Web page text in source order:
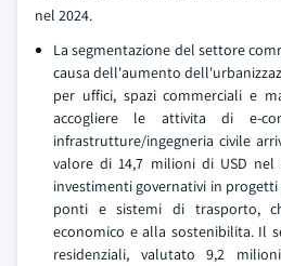
nel 2024.
La segmentazione del settore
causa dell'aumento
per uffici, spazi commerciali e
accogliere le attivita di e-
infrastrutture/ingegneria civile
valore di 14,7 milioni di USD
investimenti governativi in
ponti e sistemi di trasporto,
economico e alla sostenibilita. Il
residenziali, valutato 9,2